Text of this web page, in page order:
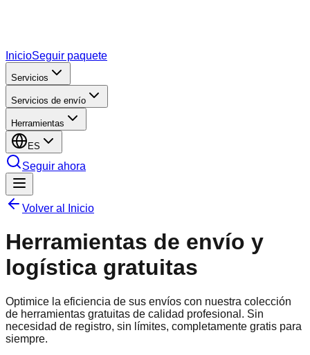
InicioSeguir paquete
Servicios
Servicios de envío
Herramientas
ES
Seguir ahora
Volver al Inicio
Herramientas de envío y
logística gratuitas
Optimice la eficiencia de sus envíos con nuestra colección
de herramientas gratuitas de calidad profesional. Sin
necesidad de registro, sin límites, completamente gratis para
siempre.